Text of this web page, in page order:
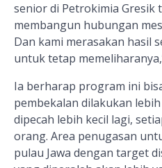
senior di Petrokimia Gresik
membangun hubungan
Dan kami merasakan hasil
untuk tetap
Ia berharap program ini
pembekalan dilakukan
dipecah lebih kecil lagi,
orang. Area penugasan
pulau Jawa dengan target